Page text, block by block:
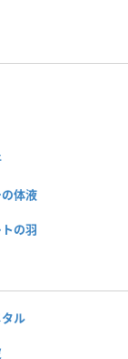
体液
の羽
ル